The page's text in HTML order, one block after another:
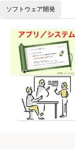
ソフトウェア開発